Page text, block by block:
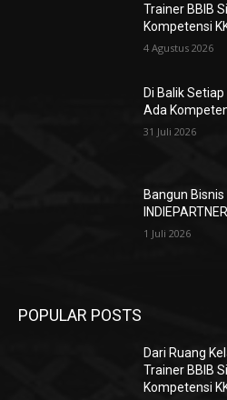
Trainer BBIB
Kompetensi
4 Agustus 2026
Di Balik
Ada
31 Juli 2026
Bangun
1 Juli 2026
POPULAR POSTS
Dari Ruang
Trainer BBIB
Kompetensi